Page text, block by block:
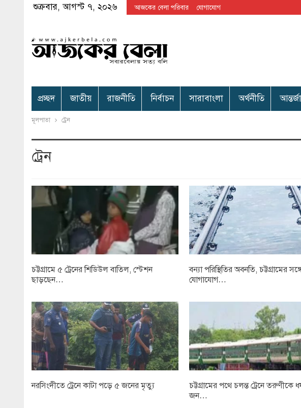
শুক্রবার, আগস্ট ৭, ২০২৬ আজকের বেলা পরিবার যোগাযোগ
প্রচ্ছদ জাতীয় রাজনীতি নির্বাচন সারাবাংলা অর্থনীতি
মূলপাতা ট্রেন
ট্রেন
চট্টগ্রামে ৫ ট্রেনের শিডিউল বাতিল, স্টেশন
ছাড়ছেন…
বন্যা পরিস্থিতির অবনতি, চট্টগ্রামের
যোগাযোগ…
নরসিংদীতে ট্রেনে কাটা পড়ে ৫ জনের মৃত্যু
চট্টগ্রামের পথে চলন্ত ট্রেনে তরুণীকে
জন…